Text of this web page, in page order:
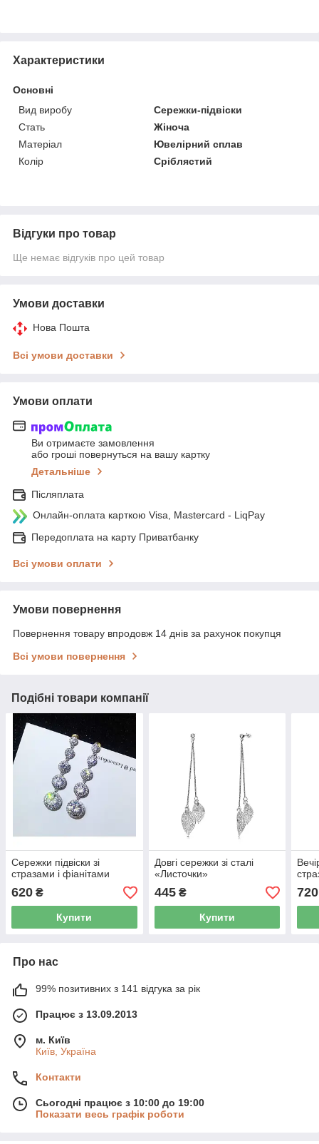
Характеристики
Основні
Вид виробу
Сережки-підвіски
Стать
Жіноча
Матеріал
Ювелірний сплав
Колір
Сріблястий
Відгуки про товар
Ще немає відгуків про цей товар
Умови доставки
Нова Пошта
Всі умови доставки
Умови оплати
Ви отримаєте замовлення
або гроші повернуться на вашу картку
Детальніше
Післяплата
Онлайн-оплата карткою Visa, Mastercard - LiqPay
Передоплата на карту Приватбанку
Всі умови оплати
Умови повернення
Повернення товару впродовж 14 днів за рахунок покупця
Всі умови повернення
Подібні товари компанії
Сережки підвіски зі
стразами і фіанітами
620 ₴
Купити
Довгі сережки зі сталі
«Листочки»
445₴
Купити
720
Про нас
99% позитивних з 141 відгука за рік
Працює з 13.09.2013
м. Київ
Київ, Україна
Контакти
Сьогодні працює з 10:00 до 19:00
Показати весь графік роботи